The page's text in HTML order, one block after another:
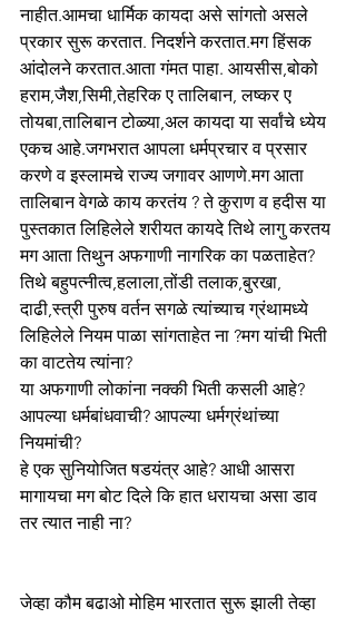
नाहीत.आमचा धार्मिक कायदा असे सांगतो असले
प्रकार सुरू करतात. निदर्शने करतात.मग हिंसक
आंदोलने करतात.आता गंमत पाहा. आयसीस,बोको
हराम,जैश,सिमी,तेहरिक ए तालिबान, लष्कर ए
तोयबा,तालिबान टोळ्या,अल कायदा या सर्वांचे ध्येय
एकच आहे.जगभरात आपला धर्मप्रचार व प्रसार
करणे व इस्लामचे राज्य जगावर आणणे.मग आता
तालिबान वेगळे काय करतंय ? ते कुराण व हदीस या
पुस्तकात लिहिलेले शरीयत कायदे तिथे लागु करतय
मग आता तिथुन अफगाणी नागरिक का पळताहेत?
तिथे बहुपत्नीत्व,हलाला,तोंडी तलाक,बुरखा,
दाढी,स्त्री पुरुष वर्तन सगळे त्यांच्याच ग्रंथामध्ये
लिहिलेले नियम पाळा सांगताहेत ना ?मग यांची भिती
का वाटतेय त्यांना?
या अफगाणी लोकांना नक्की भिती कसली आहे?
आपल्या धर्मबांधवाची? आपल्या धर्मग्रंथांच्या
नियमांची?
हे एक सुनियोजित षडयंत्र आहे? आधी आसरा
मागायचा मग बोट दिले कि हात धरायचा‌ असा डाव
तर त्यात नाही ना?
जेव्हा कौम बढाओ मोहिम भारतात सुरू झाली तेव्हा